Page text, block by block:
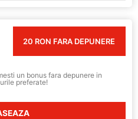
20 RON FARA DEPUNERE
un bonus fara depunere in
preferate!